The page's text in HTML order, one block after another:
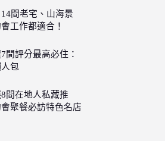
間老宅、山海景
工作都適合！
間評分最高必住：
包
間在地人私藏推
聚餐必訪特色名店